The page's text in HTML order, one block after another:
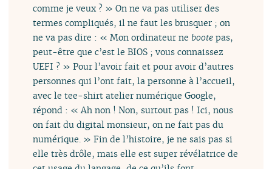
comme je veux ? » On ne va pas utiliser des
termes compliqués, il ne faut les brusquer ; on
ne va pas dire : « Mon ordinateur ne boote pas,
peut-être que c’est le BIOS ; vous connaissez
UEFI ? » Pour l’avoir fait et pour avoir d’autres
personnes qui l’ont fait, la personne à l’accueil,
avec le tee-shirt atelier numérique Google,
répond : « Ah non ! Non, surtout pas ! Ici, nous
on fait du digital monsieur, on ne fait pas du
numérique. » Fin de l’histoire, je ne sais pas si
elle très drôle, mais elle est super révélatrice de